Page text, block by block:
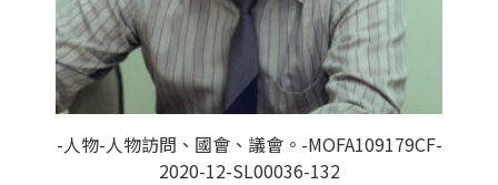
-人物-人物訪問、國會、議會。-MOFA109179CF-
2020-12-SL00036-132